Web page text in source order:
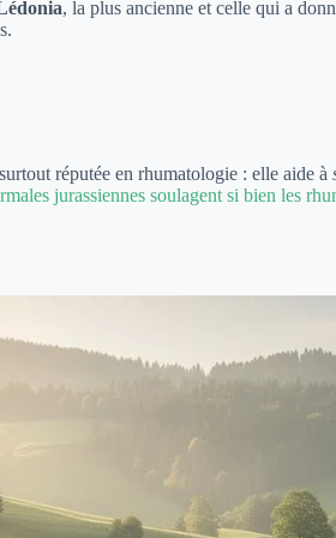
, la plus ancienne et celle qui a
réputée en rhumatologie : elle aide à
jurassiennes soulagent si bien les